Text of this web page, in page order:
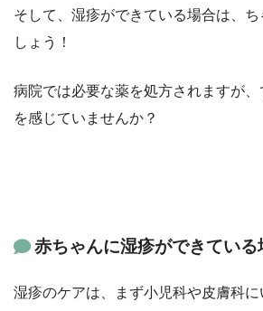
そして、湿疹ができている場合は、ち
しょう！
病院では必要な薬を処方されますが
を感じていませんか？
赤ちゃんに湿疹ができている
湿疹のケアは、まず小児科や皮膚科に